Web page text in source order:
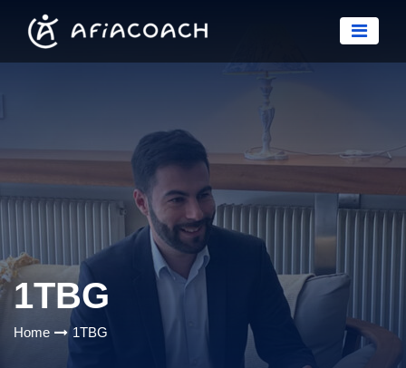
1TBG
Home 1TBG